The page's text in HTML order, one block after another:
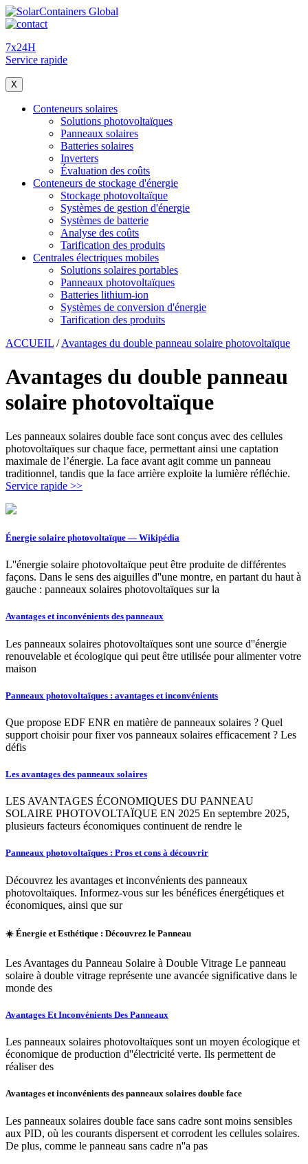
7x24H
Service rapide
X
Conteneurs solaires
Solutions photovoltaïques
Panneaux solaires
Batteries solaires
Inverters
Évaluation des coûts
Conteneurs de stockage d'énergie
Stockage photovoltaïque
Systèmes de gestion d'énergie
Systèmes de batterie
Analyse des coûts
Tarification des produits
Centrales électriques mobiles
Solutions solaires portables
Panneaux photovoltaïques
Batteries lithium-ion
Systèmes de conversion d'énergie
Tarification des produits
ACCUEIL /Avantages du double panneau solaire photovoltaïque
Avantages du double panneau
solaire photovoltaïque
Les panneaux solaires double face sont conçus avec des cellules
photovoltaïques sur chaque face, permettant ainsi une captation
maximale de l’énergie. La face avant agit comme un panneau
traditionnel, tandis que la face arrière exploite la lumière réfléchie.
Service rapide >>
Énergie solaire photovoltaïque — Wikipédia
L''énergie solaire photovoltaïque peut être produite de différentes
façons. Dans le sens des aiguilles d''une montre, en partant du haut à
gauche : panneaux solaires photovoltaïques sur la
Avantages et inconvénients des panneaux
Les panneaux solaires photovoltaïques sont une source d''énergie
renouvelable et écologique qui peut être utilisée pour alimenter votre
maison
Panneaux photovoltaïques : avantages et inconvénients
Que propose EDF ENR en matière de panneaux solaires ? Quel
support choisir pour fixer vos panneaux solaires efficacement ? Les
défis
Les avantages des panneaux solaires
LES AVANTAGES ÉCONOMIQUES DU PANNEAU
SOLAIRE PHOTOVOLTAÏQUE EN 2025 En septembre 2025,
plusieurs facteurs économiques continuent de rendre le
Panneaux photovoltaïques : Pros et cons à découvrir
Découvrez les avantages et inconvénients des panneaux
photovoltaïques. Informez-vous sur les bénéfices énergétiques et
économiques, ainsi que sur
☀️ Énergie et Esthétique : Découvrez le Panneau
Les Avantages du Panneau Solaire à Double Vitrage Le panneau
solaire à double vitrage représente une avancée significative dans le
monde des
Avantages Et Inconvénients Des Panneaux
Les panneaux solaires photovoltaïques sont un moyen écologique et
économique de production d''électricité verte. Ils permettent de
réaliser des
Avantages et inconvénients des panneaux solaires double face
Les panneaux solaires double face sans cadre sont moins sensibles
aux PID, où les courants dispersent et corrodent les cellules solaires.
De plus, comme le panneau sans cadre n''a pas